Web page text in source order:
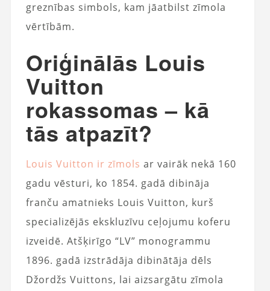
greznības simbols, kam jāatbilst zīmola
vērtībām.
Oriģinālās Louis
Vuitton
rokassomas – kā
tās atpazīt?
Louis Vuitton ir zīmols ar vairāk nekā 160
gadu vēsturi, ko 1854. gadā dibināja
franču amatnieks Louis Vuitton, kurš
specializējās ekskluzīvu ceļojumu koferu
izveidē. Atšķirīgo “LV” monogrammu
1896. gadā izstrādāja dibinātāja dēls
Džordžs Vuittons, lai aizsargātu zīmola